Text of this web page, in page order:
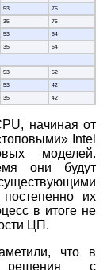
53
75
35
75
53
64
35 64
53
52
53
42
35 42
начиная от
Intel
моделей.
они будут
их
в итоге не
ЦП.
что в
решения с